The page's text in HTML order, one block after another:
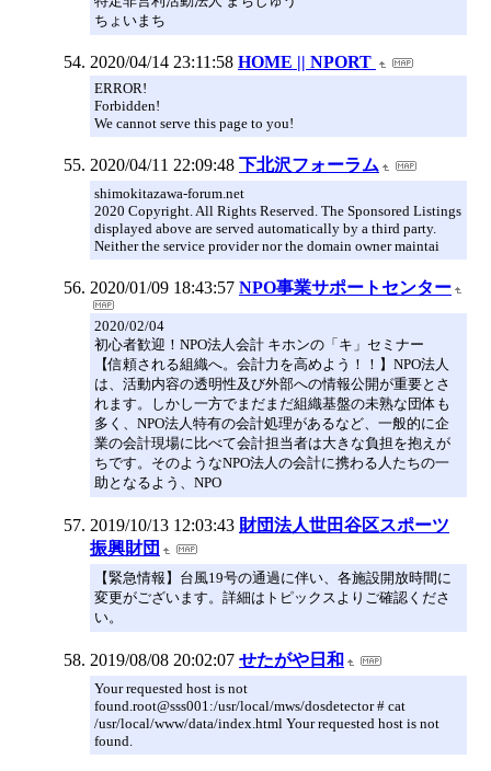
ちょいまち
2020/04/14 23:11:58 HOME || NPORT
ERROR!
Forbidden!
We cannot serve this page to you!
2020/04/11 22:09:48 下北沢フォーラム
shimokitazawa-forum.net
2020 Copyright. All Rights Reserved. The Sponsored Listings
displayed above are served automatically by a third party.
Neither the service provider nor the domain owner maintai
2020/01/09 18:43:57 NPO事業サポートセンター
2020/02/04
初心者歓迎！NPO法人会計 キホンの「キ」セミナー
【信頼される組織へ。会計力を高めよう！！】NPO法人
は、活動内容の透明性及び外部への情報公開が重要とさ
れます。しかし一方でまだまだ組織基盤の未熟な団体も
多く、NPO法人特有の会計処理があるなど、一般的に企
業の会計現場に比べて会計担当者は大きな負担を抱えが
ちです。そのようなNPO法人の会計に携わる人たちの一
助となるよう、NPO
2019/10/13 12:03:43 財団法人世田谷区スポーツ
振興財団
【緊急情報】台風19号の通過に伴い、各施設開放時間に
変更がございます。詳細はトピックスよりご確認くださ
い。
2019/08/08 20:02:07 せたがや日和
Your requested host is not
found.root@sss001:/usr/local/mws/dosdetector # cat
/usr/local/www/data/index.html Your requested host is not
found.